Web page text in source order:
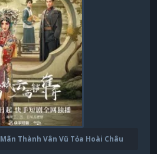
Mãn Thành Vân Vũ Tỏa Hoài Châu